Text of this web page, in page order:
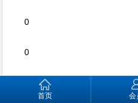
0
0
首页 会